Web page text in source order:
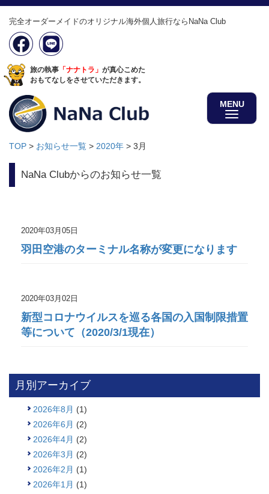
完全オーダーメイドのオリジナル海外個人旅行ならNaNa Club
旅の執事 「ナナトラ」 が真心こめた
おもてなしをさせていただきます。
MENU
TOP > お知らせ一覧 > 2020年 > 3月
NaNa Clubからのお知らせ一覧
2020年03月05日
羽田空港のターミナル名称が変更になります
2020年03月02日
新型コロナウイルスを巡る各国の入国制限措置
等について（2020/3/1現在）
月別アーカイブ
2026年8月 (1)
2026年6月 (2)
2026年4月 (2)
2026年3月 (2)
2026年2月 (1)
2026年1月 (1)